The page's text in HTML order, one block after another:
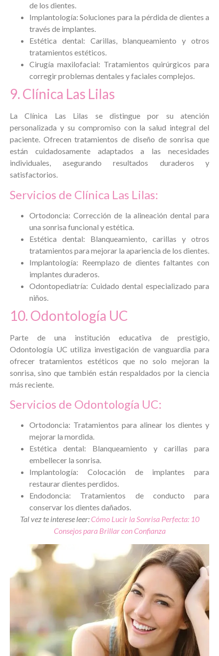
de los dientes.
Implantología: Soluciones para la pérdida de dientes a
través de implantes.
Estética dental: Carillas, blanqueamiento y otros
tratamientos estéticos.
Cirugía maxilofacial: Tratamientos quirúrgicos para
corregir problemas dentales y faciales complejos.
9. Clínica Las Lilas
La Clínica Las Lilas se distingue por su atención
personalizada y su compromiso con la salud integral del
paciente. Ofrecen tratamientos de diseño de sonrisa que
están cuidadosamente adaptados a las necesidades
individuales, asegurando resultados duraderos y
satisfactorios.
Servicios de Clínica Las Lilas:
Ortodoncia: Corrección de la alineación dental para
una sonrisa funcional y estética.
Estética dental: Blanqueamiento, carillas y otros
tratamientos para mejorar la apariencia de los dientes.
Implantología: Reemplazo de dientes faltantes con
implantes duraderos.
Odontopediatría: Cuidado dental especializado para
niños.
10. Odontología UC
Parte de una institución educativa de prestigio,
Odontología UC utiliza investigación de vanguardia para
ofrecer tratamientos estéticos que no solo mejoran la
sonrisa, sino que también están respaldados por la ciencia
más reciente.
Servicios de Odontología UC:
Ortodoncia: Tratamientos para alinear los dientes y
mejorar la mordida.
Estética dental: Blanqueamiento y carillas para
embellecer la sonrisa.
Implantología: Colocación de implantes para
restaurar dientes perdidos.
Endodoncia: Tratamientos de conducto para
conservar los dientes dañados.
Tal vez te interese leer: Cómo Lucir la Sonrisa Perfecta: 10
Consejos para Brillar con Confianza